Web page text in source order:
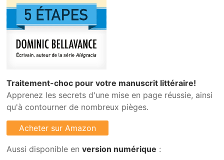
Traitement-choc pour votre manuscrit littéraire!
Apprenez les secrets d'une mise en page réussie, ainsi
qu'à contourner de nombreux pièges.
Aussi disponible enversion numérique :